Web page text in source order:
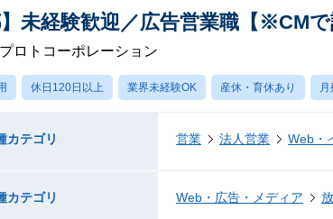
】未経験歓迎／広告営業職【※CM
ロトコーポレーション
休日120日以上 業界未経験OK 産休・育休あり
カテゴリ 営業 法人営業 Web・
カテゴリ Web・広告・メディア